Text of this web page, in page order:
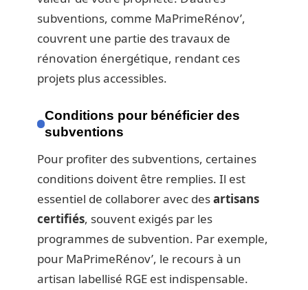
subventions, comme MaPrimeRénov’,
couvrent une partie des travaux de
rénovation énergétique, rendant ces
projets plus accessibles.
Conditions pour bénéficier des
subventions
Pour profiter des subventions, certaines
conditions doivent être remplies. Il est
essentiel de collaborer avec desartisans
certifiés, souvent exigés par les
programmes de subvention. Par exemple,
pour MaPrimeRénov’, le recours à un
artisan labellisé RGE est indispensable.